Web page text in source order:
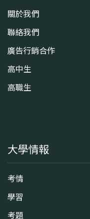
關於我們
聯絡我們
廣告行銷合作
高中生
高職生
大學情報
考情
學習
考題